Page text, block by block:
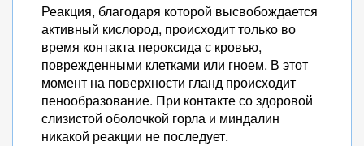
Реакция, благодаря которой высвобождается
активный кислород, происходит только во
время контакта пероксида с кровью,
поврежденными клетками или гноем. В этот
момент на поверхности гланд происходит
пенообразование. При контакте со здоровой
слизистой оболочкой горла и миндалин
никакой реакции не последует.